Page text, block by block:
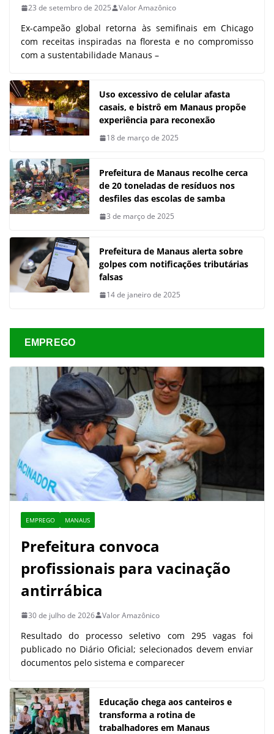
23 de setembro de 2025 Valor Amazônico
Ex-campeão global retorna às semifinais em Chicago
com receitas inspiradas na floresta e no compromisso
com a sustentabilidade Manaus –
Uso excessivo de celular afasta
casais, e bistrô em Manaus propõe
experiência para reconexão
18 de março de 2025
Prefeitura de Manaus recolhe cerca
de 20 toneladas de resíduos nos
desfiles das escolas de samba
3 de março de 2025
Prefeitura de Manaus alerta sobre
golpes com notificações tributárias
falsas
14 de janeiro de 2025
EMPREGO
EMPREGO MANAUS
Prefeitura convoca
profissionais para vacinação
antirrábica
30 de julho de 2026 Valor Amazônico
Resultado do processo seletivo com 295 vagas foi
publicado no Diário Oficial; selecionados devem enviar
documentos pelo sistema e comparecer
Educação chega aos canteiros e
transforma a rotina de
trabalhadores em Manaus